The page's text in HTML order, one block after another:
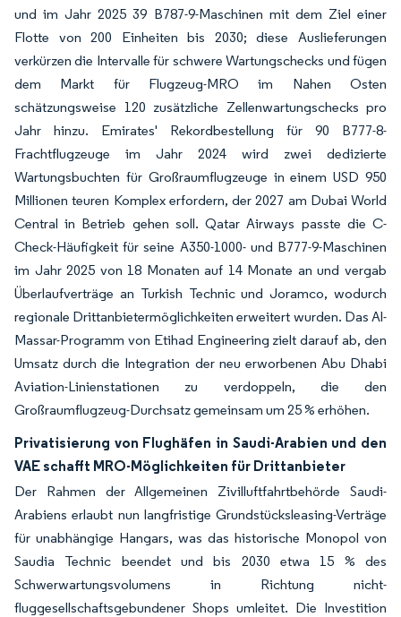
und im Jahr 2025 39 B787-9-Maschinen mit dem Ziel einer
Flotte von 200 Einheiten bis 2030; diese Auslieferungen
verkürzen die Intervalle für schwere Wartungschecks und fügen
dem Markt für Flugzeug-MRO im Nahen Osten
schätzungsweise 120 zusätzliche Zellenwartungschecks pro
Jahr hinzu. Emirates' Rekordbestellung für 90 B777-8-
Frachtflugzeuge im Jahr 2024 wird zwei dedizierte
Wartungsbuchten für Großraumflugzeuge in einem USD 950
Millionen teuren Komplex erfordern, der 2027 am Dubai World
Central in Betrieb gehen soll. Qatar Airways passte die C-
Check-Häufigkeit für seine A350-1000- und B777-9-Maschinen
im Jahr 2025 von 18 Monaten auf 14 Monate an und vergab
Überlaufverträge an Turkish Technic und Joramco, wodurch
regionale Drittanbietermöglichkeiten erweitert wurden. Das Al-
Massar-Programm von Etihad Engineering zielt darauf ab, den
Umsatz durch die Integration der neu erworbenen Abu Dhabi
Aviation-Linienstationen zu verdoppeln, die den
Großraumflugzeug-Durchsatz gemeinsam um 25 % erhöhen.
Privatisierung von Flughäfen in Saudi-Arabien und den
VAE schafft MRO-Möglichkeiten für Drittanbieter
Der Rahmen der Allgemeinen Zivilluftfahrtbehörde Saudi-
Arabiens erlaubt nun langfristige Grundstücksleasing-Verträge
für unabhängige Hangars, was das historische Monopol von
Saudia Technic beendet und bis 2030 etwa 15 % des
Schwerwartungsvolumens in Richtung nicht-
fluggesellschaftsgebundener Shops umleitet. Die Investition